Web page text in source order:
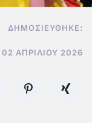
ΔΗΜΟΣΙΕΎΘΗΚΕ:
02 ΑΠΡΙΛΊΟΥ 2026